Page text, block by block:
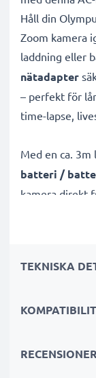
Håll din
Zoom kamera
laddning eller
nätadapter
– perfekt för
time-lapse,
Med en ca. 3m
batteri /
kamera direkt
✔AC-
foto-/
✔Stödjer DC-
TEKNISKA
RECENSIONER